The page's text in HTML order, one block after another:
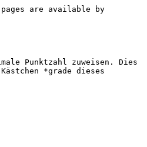
are available by
Punktzahl zuweisen. Dies
*grade dieses